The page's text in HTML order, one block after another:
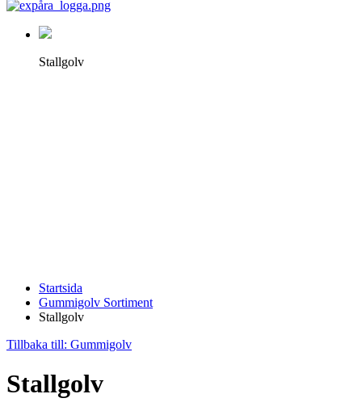
Stallgolv
Startsida
Gummigolv Sortiment
Stallgolv
Tillbaka till: Gummigolv
Stallgolv